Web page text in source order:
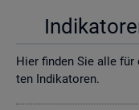
Hier fin­den Sie alle
ten In­di­ka­to­ren.